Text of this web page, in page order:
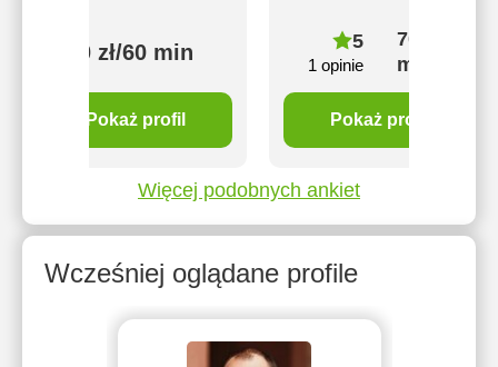
60 zł/60 min
Pokaż profil
5
1 opinie
70 zł/60
min
Pokaż profil
Więcej podobnych ankiet
Wcześniej oglądane profile